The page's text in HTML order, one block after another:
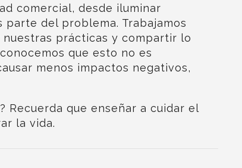
comercial, desde iluminar
parte del problema. Trabajamos
prácticas y compartir lo
que esto no es
menos impactos negativos,
Recuerda que enseñar a cuidar el
la vida.